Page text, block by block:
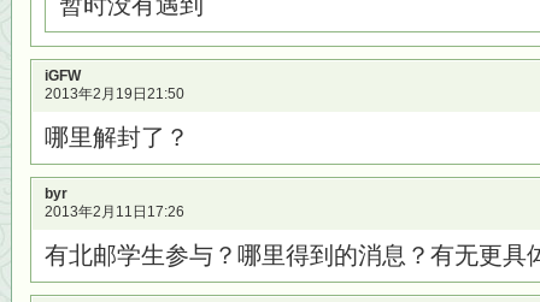
iGFW
2013年2月19日21:50
哪里解封了？
byr
2013年2月11日17:26
有北邮学生参与？哪里得到的消息？有无更具